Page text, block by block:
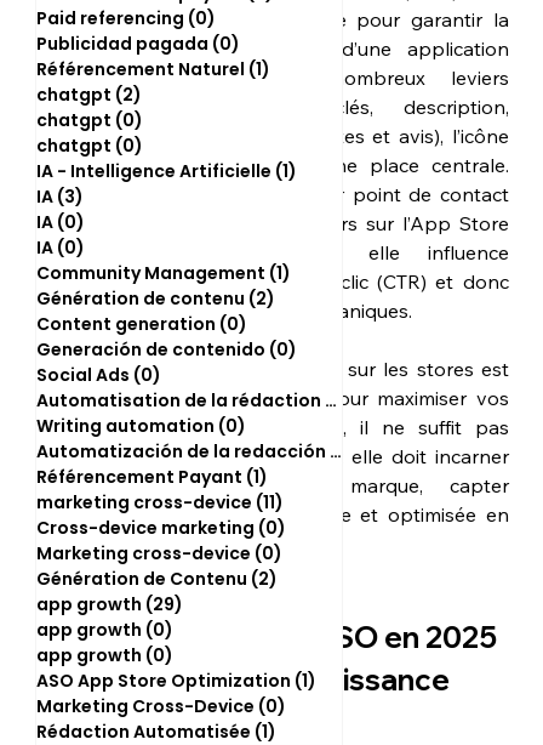
devenue incontournable pour garantir la
visibilité et le succès d’une application
mobile. Parmi les nombreux leviers
d’optimisation (mots-clés, description,
screenshots, vidéos, notes et avis), l’icône
d’application occupe une place centrale.
C’est souvent le premier point de contact
visuel avec les utilisateurs sur l’App Store
et Google Play, et elle influence
directement le taux de clic (CTR) et donc
les téléchargements organiques.
En 2025, la concurrence sur les stores est
plus rude que jamais. Pour maximiser vos
chances de conversion, il ne suffit pas
d’avoir une icône “jolie” : elle doit incarner
l’essence de votre marque, capter
l’attention, et être testée et optimisée en
continu.
Comprendre l’ASO en 2025
: un levier de croissance
incontournable
Paid referencing (0)
Publicidad pagada (0)
Référencement Naturel (1)
chatgpt (2)
chatgpt (0)
chatgpt (0)
IA - Intelligence Artificielle (1)
1 post
IA (3)
IA (0)
IA (0)
Community Management (1)
Génération de contenu (2)
Content generation (0)
Generación de contenido (0)
Social Ads (0)
Automatisation de la rédaction (2)2 posts
Writing automation (0)
Automatización de la redacción (0)0 post
Référencement Payant (1)
marketing cross-device (11)
Cross-device marketing (0)
0 post
Marketing cross-device (0)
Génération de Contenu (2)
app growth (29)
app growth (0)
app growth (0)
ASO App Store Optimization (1)
1 post
Marketing Cross-Device (0)
Rédaction Automatisée (1)